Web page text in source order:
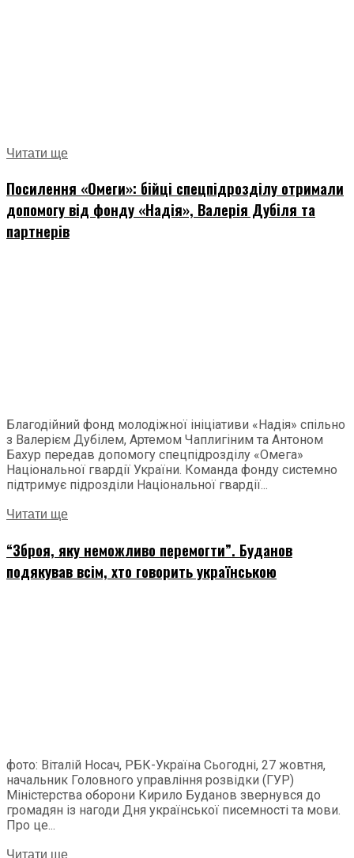
Читати ще
Посилення «Омеги»: бійці спецпідрозділу отримали
допомогу від фонду «Надія», Валерія Дубіля та
партнерів
Благодійний фонд молодіжної ініціативи «Надія» спільно
з Валерієм Дубілем, Артемом Чаплигіним та Антоном
Бахур передав допомогу спецпідрозділу «Омега»
Національної гвардії України. Команда фонду системно
підтримує підрозділи Національної гвардії...
Читати ще
“Зброя, яку неможливо перемогти”. Буданов
подякував всім, хто говорить українською
фото: Віталій Носач, РБК-Україна Сьогодні, 27 жовтня,
начальник Головного управління розвідки (ГУР)
Міністерства оборони Кирило Буданов звернувся до
громадян із нагоди Дня української писемності та мови.
Про це...